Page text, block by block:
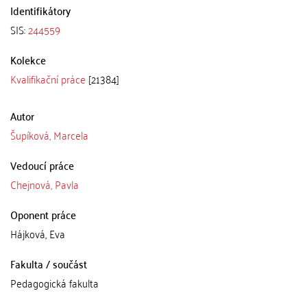
Identifikátory
SIS:244559
Kolekce
Kvalifikační práce [21384]
Autor
Šupíková, Marcela
Vedoucí práce
Chejnová, Pavla
Oponent práce
Hájková, Eva
Fakulta / součást
Pedagogická fakulta